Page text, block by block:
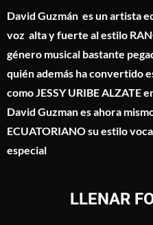
David Guzmán es un artista
voz alta y fuerte al estilo
género musical bastante
quién además ha convertido
como JESSY URIBE ALZATE
David Guzman es ahora
ECUATORIANO su estilo
especial
LLENAR